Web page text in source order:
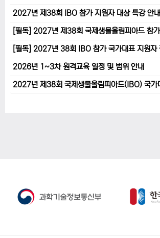
2027년 제38회 IBO 참가 지원자 대상 특강 안내
2026년 1~3차 원격교육 일정 및 범위 안내